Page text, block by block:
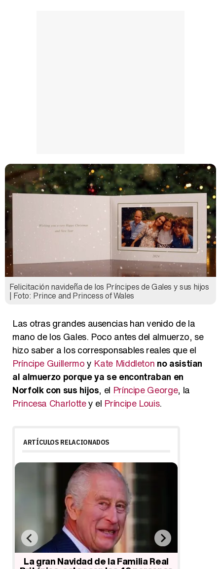
Felicitación navideña de los Príncipes de Gales y sus hijos
| Foto: Prince and Princess of Wales
Las otras grandes ausencias han venido de la
mano de los Gales. Poco antes del almuerzo, se
hizo saber a los corresponsables reales que el
Príncipe Guillermoy Kate Middleton no asistían
al almuerzo porque ya se encontraban en
Norfolk con sus hijos, el Príncipe George, la
Princesa Charlottey el Príncipe Louis.
ARTÍCULOS RELACIONADOS
La gran Navidad de la Familia Real